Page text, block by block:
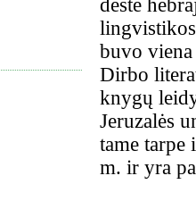
buvo
Dirbo
knygų
Jeruzalės
tame
m. ir yra